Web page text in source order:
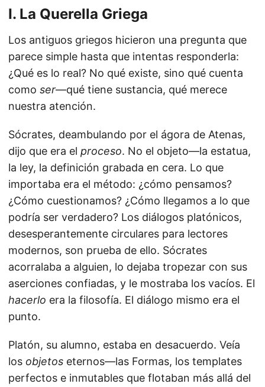
I. La Querella Griega
Los antiguos griegos hicieron una pregunta que
parece simple hasta que intentas responderla:
¿Qué es lo real? No qué existe, sino qué cuenta
como ser—qué tiene sustancia, qué merece
nuestra atención.
Sócrates, deambulando por el ágora de Atenas,
dijo que era el proceso. No el objeto—la estatua,
la ley, la definición grabada en cera. Lo que
importaba era el método: ¿cómo pensamos?
¿Cómo cuestionamos? ¿Cómo llegamos a lo que
podría ser verdadero? Los diálogos platónicos,
desesperantemente circulares para lectores
modernos, son prueba de ello. Sócrates
acorralaba a alguien, lo dejaba tropezar con sus
aserciones confiadas, y le mostraba los vacíos. El
hacerlo era la filosofía. El diálogo mismo era el
punto.
Platón, su alumno, estaba en desacuerdo. Veía
los objetos eternos—las Formas, los templates
perfectos e inmutables que flotaban más allá del